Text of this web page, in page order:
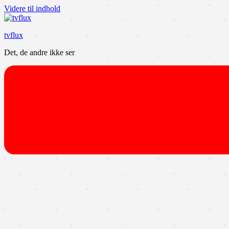
Videre til indhold
tvflux
Det, de andre ikke ser